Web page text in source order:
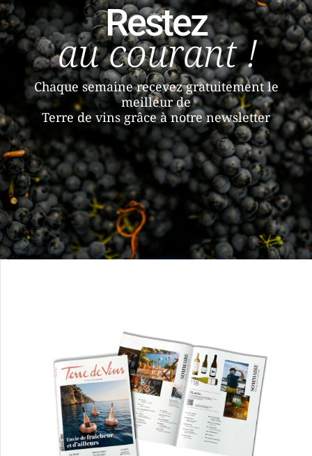
Restez
au courant !
Chaque semaine recevez gratuitement le
meilleur de
Terre de vins grâce à notre newsletter